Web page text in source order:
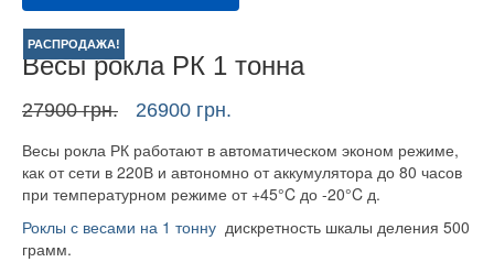
РАСПРОДАЖА!
Весы рокла РК 1 тонна
27900грн.
Первоначальная
составляла
27900 грн..
26900 грн.
26900 грн..
Весы рокла РК работают в автоматическом эконом режиме,
как от сети в 220В и автономно от аккумулятора до 80 часов
при температурном режиме от +45°C до -20°C д.
Роклы с весами на 1 тонну дискретность шкалы деления 500
грамм.